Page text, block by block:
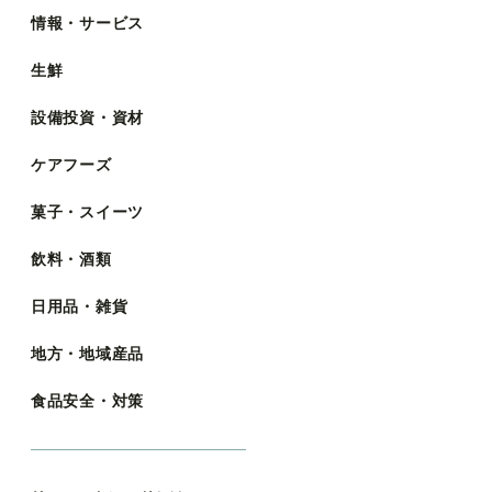
情報・サービス
生鮮
設備投資・資材
ケアフーズ
菓子・スイーツ
飲料・酒類
日用品・雑貨
地方・地域産品
食品安全・対策